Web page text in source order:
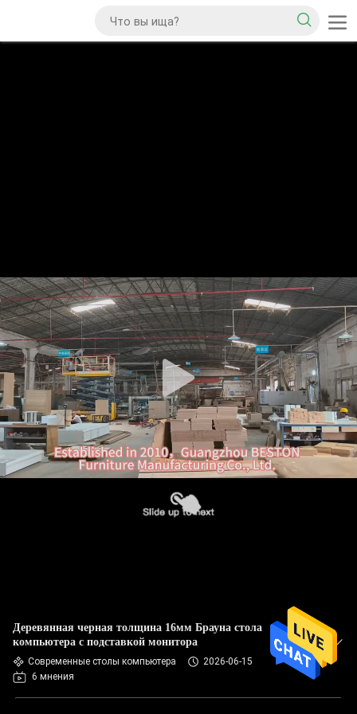
Деревянная черная толщина 16мм Брауна стола
компьютера с подставкой монитора
Современные столы компьютера
2026-06-15
6 мнения